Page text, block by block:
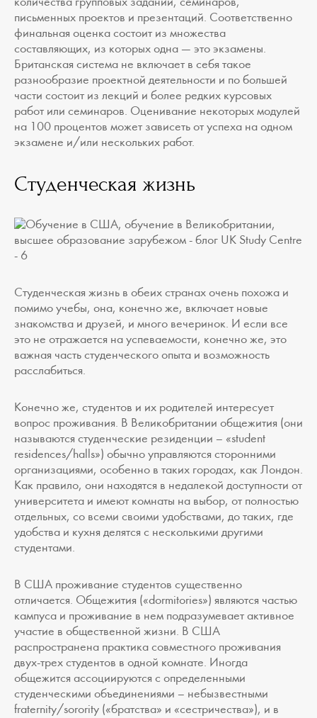
письменных проектов и презентаций. Соответственно
финальная оценка состоит из множества
составляющих, из которых одна — это экзамены.
Британская система не включает в себя такое
разнообразие проектной деятельности и по большей
части состоит из лекций и более редких курсовых
работ или семинаров. Оценивание некоторых модулей
на 100 процентов может зависеть от успеха на одном
экзамене и/или нескольких работ.
Студенческая жизнь
Студенческая жизнь в обеих странах очень похожа и
помимо учебы, она, конечно же, включает новые
знакомства и друзей, и много вечеринок. И если все
это не отражается на успеваемости, конечно же, это
важная часть студенческого опыта и возможность
расслабиться.
Конечно же, студентов и их родителей интересует
вопрос проживания. В Великобритании общежития (они
называются студенческие резиденции – «student
residences/halls») обычно управляются сторонними
организациями, особенно в таких городах, как Лондон.
Как правило, они находятся в недалекой доступности от
университета и имеют комнаты на выбор, от полностью
отдельных, со всеми своими удобствами, до таких, где
удобства и кухня делятся с несколькими другими
студентами.
В США проживание студентов существенно
отличается. Общежития («dormitories») являются частью
кампуса и проживание в нем подразумевает активное
участие в общественной жизни. В США
распространена практика совместного проживания
двух-трех студентов в одной комнате. Иногда
общежится ассоциируются с определенными
студенческими объединениями – небызвестными
fraternity/sorority («братства» и «сестричества»), и в